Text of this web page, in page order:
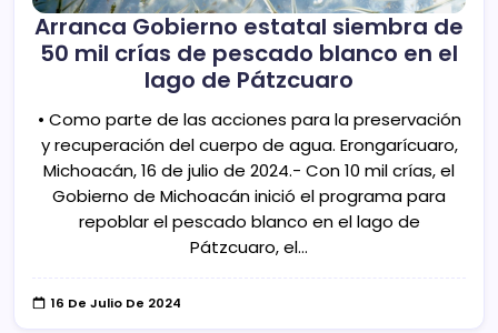
Arranca Gobierno estatal siembra de
50 mil crías de pescado blanco en el
lago de Pátzcuaro
• Como parte de las acciones para la preservación
y recuperación del cuerpo de agua. Erongarícuaro,
Michoacán, 16 de julio de 2024.- Con 10 mil crías, el
Gobierno de Michoacán inició el programa para
repoblar el pescado blanco en el lago de
Pátzcuaro, el…
16 De Julio De 2024